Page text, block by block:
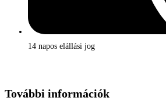
14 napos elállási jog
További információk